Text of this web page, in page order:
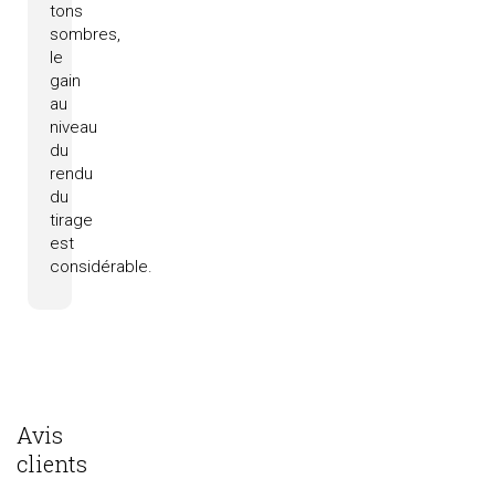
tons
sombres,
le
gain
au
niveau
du
rendu
du
tirage
est
considérable.
Avis
clients